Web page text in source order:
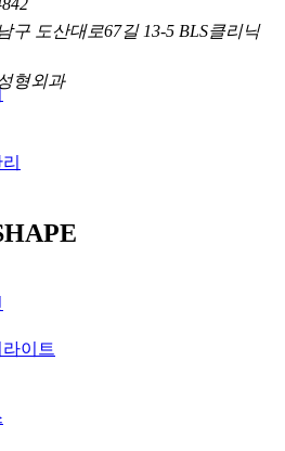
이트
구 도산대로67길 13-5 BLS클리닉
형외과